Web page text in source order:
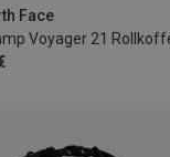
Face
Voyager 21